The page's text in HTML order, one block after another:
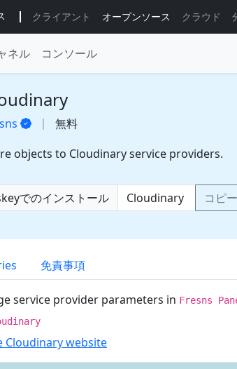
クライアント オープンソース クラウド
ネル コンソール
無料
objects to Cloudinary service providers.
でのインストール コピー
免責事項
service provider parameters in Fresns
Cloudinary website